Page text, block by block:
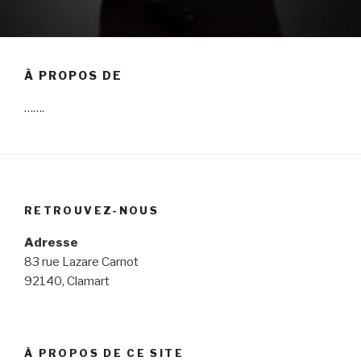
À PROPOS DE
…….
RETROUVEZ-NOUS
Adresse
83 rue Lazare Carnot
92140, Clamart
À PROPOS DE CE SITE